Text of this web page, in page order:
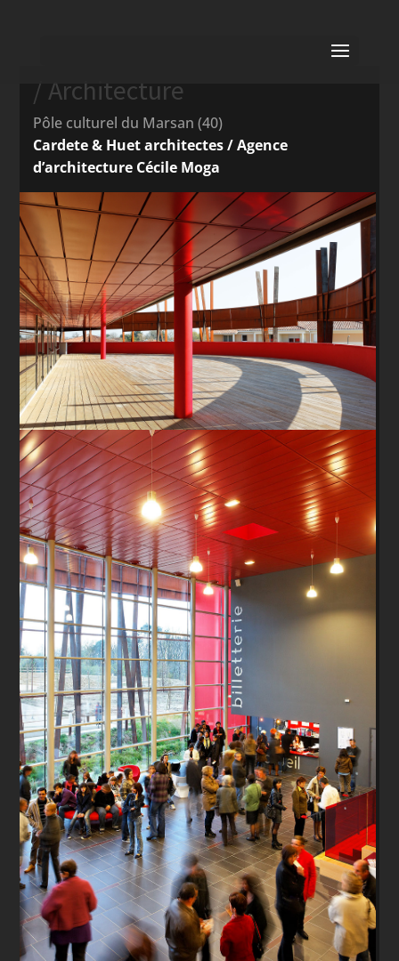
/ Architecture
Pôle culturel du Marsan (40)
Cardete & Huet architectes / Agence
d’architecture Cécile Moga